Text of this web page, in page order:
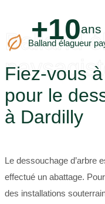
+10ans
Balland élagueur
Balland
Fiez-vous
pour le
à Dardilly
Le dessouchage d’arbre
effectué un abattage.
des installations